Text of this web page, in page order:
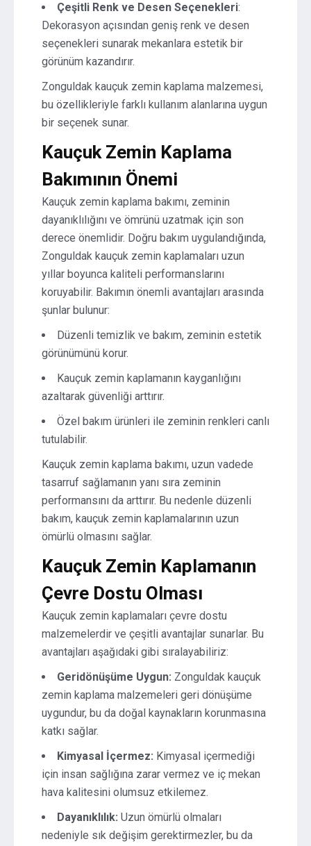
Çeşitli Renk ve Desen Seçenekleri:
Dekorasyon açısından geniş renk ve desen
seçenekleri sunarak mekanlara estetik bir
görünüm kazandırır.
Zonguldak kauçuk zemin kaplama malzemesi,
bu özellikleriyle farklı kullanım alanlarına uygun
bir seçenek sunar.
Kauçuk Zemin Kaplama
Bakımının Önemi
Kauçuk zemin kaplama bakımı, zeminin
dayanıklılığını ve ömrünü uzatmak için son
derece önemlidir. Doğru bakım uygulandığında,
Zonguldak kauçuk zemin kaplamaları uzun
yıllar boyunca kaliteli performanslarını
koruyabilir. Bakımın önemli avantajları arasında
şunlar bulunur:
Düzenli temizlik ve bakım, zeminin estetik
görünümünü korur.
Kauçuk zemin kaplamanın kayganlığını
azaltarak güvenliği arttırır.
Özel bakım ürünleri ile zeminin renkleri canlı
tutulabilir.
Kauçuk zemin kaplama bakımı, uzun vadede
tasarruf sağlamanın yanı sıra zeminin
performansını da arttırır. Bu nedenle düzenli
bakım, kauçuk zemin kaplamalarının uzun
ömürlü olmasını sağlar.
Kauçuk Zemin Kaplamanın
Çevre Dostu Olması
Kauçuk zemin kaplamaları çevre dostu
malzemelerdir ve çeşitli avantajlar sunarlar. Bu
avantajları aşağıdaki gibi sıralayabiliriz:
Geridönüşüme Uygun: Zonguldak kauçuk
zemin kaplama malzemeleri geri dönüşüme
uygundur, bu da doğal kaynakların korunmasına
katkı sağlar.
Kimyasal İçermez: Kimyasal içermediği
için insan sağlığına zarar vermez ve iç mekan
hava kalitesini olumsuz etkilemez.
Dayanıklılık: Uzun ömürlü olmaları
nedeniyle sık değişim gerektirmezler, bu da